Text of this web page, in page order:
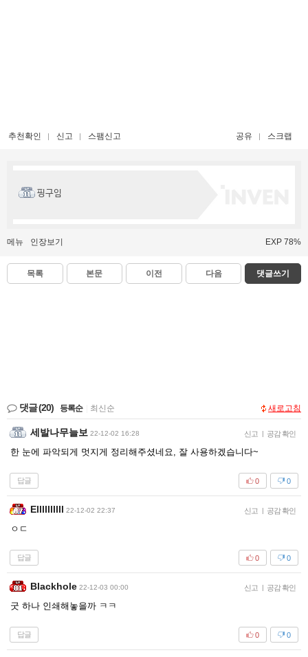
추천확인 신고 스팸신고 공유 스크랩
핑구임
메뉴 인장보기 EXP 78%
목록 본문 이전 다음 댓글쓰기
댓글(20) 등록순 최신순 새로고침
세발나무늘보 22-12-02 16:28 신고 | 공감 확인
한 눈에 파악되게 멋지게 정리해주셨네요, 잘 사용하겠습니다~
답글 0
0
Ellllllllll 22-12-02 22:37 신고 | 공감 확인
ㅇㄷ
답글 0
0
Blackhole 22-12-03 00:00 신고 | 공감 확인
굿 하나 인쇄해놓을까 ㅋㅋ
답글 0
0